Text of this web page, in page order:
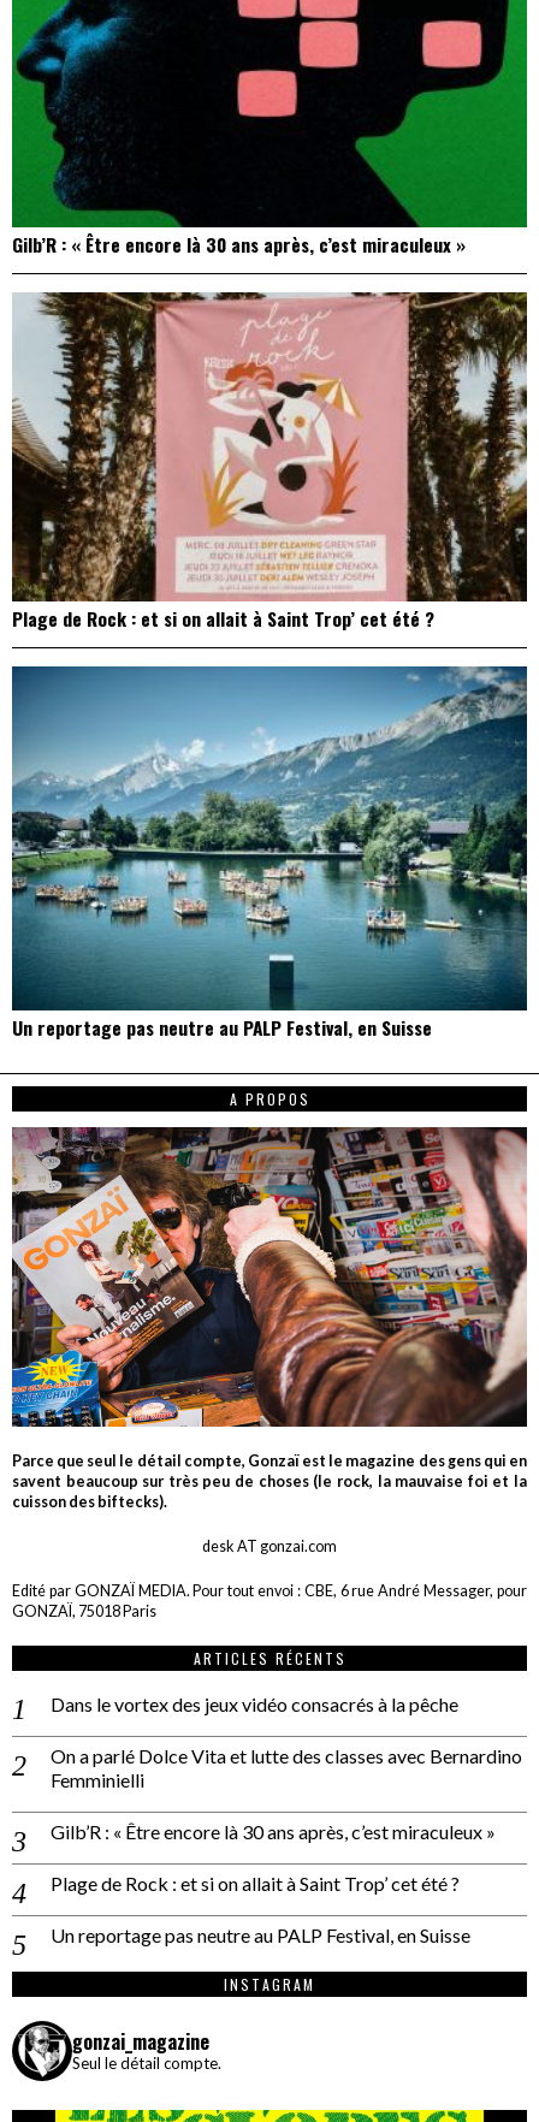
Gilb’R : « Être encore là 30 ans après, c’est miraculeux »
Plage de Rock : et si on allait à Saint Trop’ cet été ?
Un reportage pas neutre au PALP Festival, en Suisse
A PROPOS
Parce que seul le détail compte, Gonzaï est le magazine des gens qui en
savent beaucoup sur très peu de choses (le rock, la mauvaise foi et la
cuisson des biftecks).
desk AT gonzai.com
Edité par GONZAÏ MEDIA. Pour tout envoi : CBE, 6 rue André Messager, pour
GONZAÏ, 75018 Paris
ARTICLES RÉCENTS
Dans le vortex des jeux vidéo consacrés à la pêche
On a parlé Dolce Vita et lutte des classes avec Bernardino
Femminielli
Gilb’R : « Être encore là 30 ans après, c’est miraculeux »
Plage de Rock : et si on allait à Saint Trop’ cet été ?
Un reportage pas neutre au PALP Festival, en Suisse
INSTAGRAM
gonzai_magazine
Seul le détail compte.